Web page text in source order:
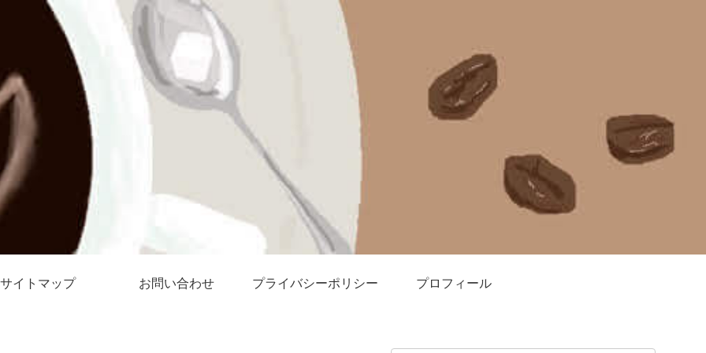
サイトマップ お問い合わせ プライバシーポリシー プロフィール